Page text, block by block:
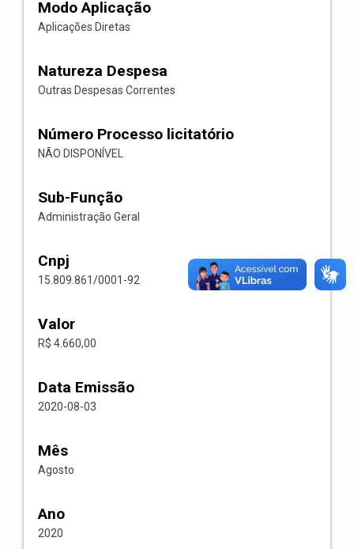
Modo Aplicação
Aplicações Diretas
Natureza Despesa
Outras Despesas Correntes
Número Processo licitatório
NÃO DISPONÍVEL
Sub-Função
Administração Geral
Cnpj
15.809.861/0001-92
Valor
R$ 4.660,00
Data Emissão
2020-08-03
Mês
Agosto
Ano
2020